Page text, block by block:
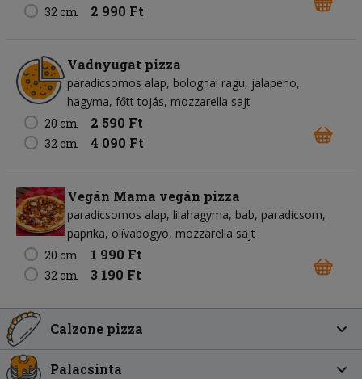
32 cm 2 990 Ft
Vadnyugat pizza
paradicsomos alap bolognai ragu jalapeno
hagyma főtt tojás mozzarella sajt
20 cm
2 590 Ft
32 cm 4 090 Ft
Vegán Mama vegán pizza
paradicsomos alap lilahagyma bab paradicsom
paprika olívabogyó mozzarella sajt
20 cm
1 990 Ft
32 cm 3 190 Ft
Calzone pizza
Palacsinta